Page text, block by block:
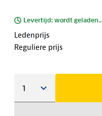
Levertijd: wordt geladen..
Ledenprijs
Reguliere prijs